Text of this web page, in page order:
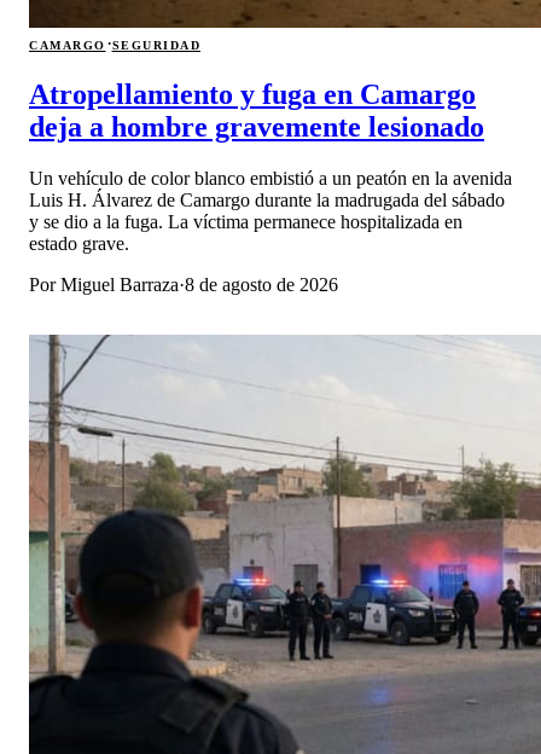
CAMARGO ·SEGURIDAD
Atropellamiento y fuga en Camargo
deja a hombre gravemente lesionado
Un vehículo de color blanco embistió a un peatón en la avenida
Luis H. Álvarez de Camargo durante la madrugada del sábado
y se dio a la fuga. La víctima permanece hospitalizada en
estado grave.
PorMiguel Barraza·8 de agosto de 2026